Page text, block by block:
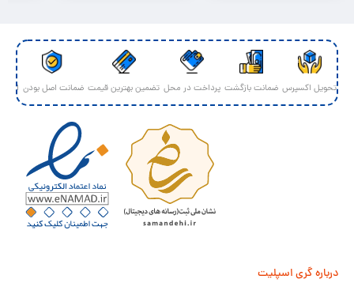
تحویل اکسپرس ضمانت بازگشت پرداخت در محل تضمین بهترین قیمت ضمانت اصل بودن
درباره گری اسپلیت